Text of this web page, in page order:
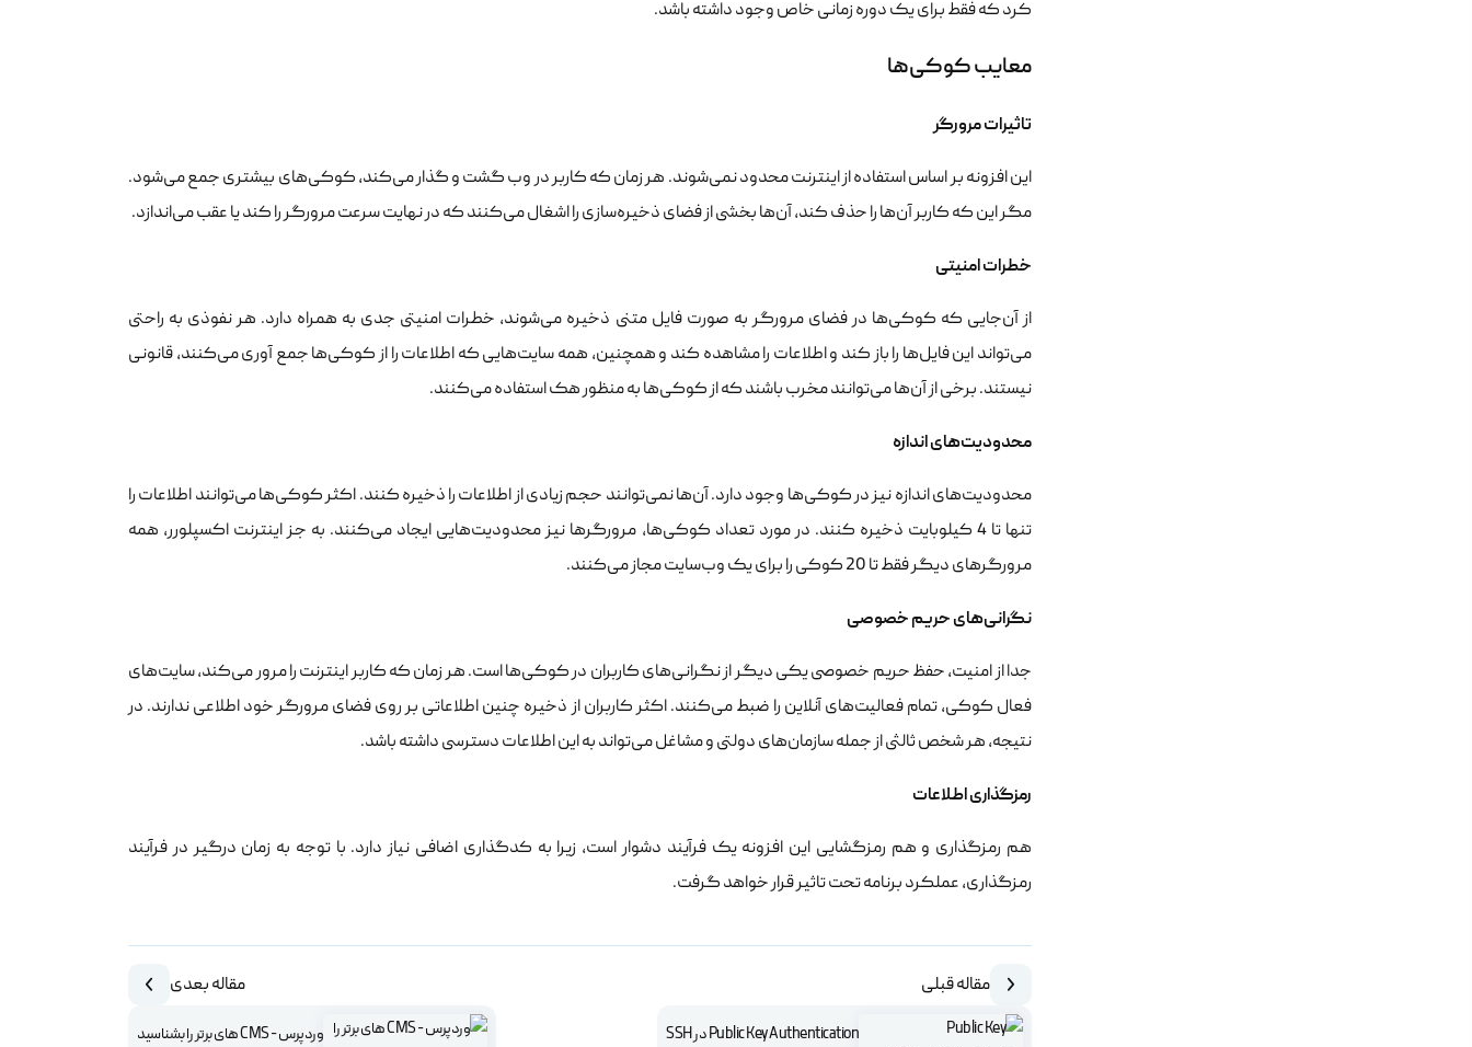
کرد که فقط برای یک دوره زمانی خاص وجود داشته باشد.
معایب کوکی‌ها
تاثیرات مرورگر
این افزونه بر اساس استفاده از اینترنت محدود نمی‌شوند. هر زمان که کاربر در وب گشت و گذار می‌کند، کوکی‌های بیشتری جمع می‌شود.
مگر این که کاربر آن‌ها را حذف کند، آن‌ها بخشی از فضای ذخیره‌سازی را اشغال می‌کنند که در نهایت سرعت مرورگر را کند یا عقب می‌اندازد.
خطرات امنیتی
از آن‌جایی که کوکی‌ها در فضای مرورگر به صورت فایل متنی ذخیره می‌شوند، خطرات امنیتی جدی به همراه دارد. هر نفوذی به راحتی
می‌تواند این فایل‌ها را باز کند و اطلاعات را مشاهده کند و همچنین، همه سایت‌هایی که اطلاعات را از کوکی‌ها جمع آوری می‌کنند، قانونی
نیستند. برخی از آن‌ها می‌توانند مخرب باشند که از کوکی‌ها به منظور هک استفاده می‌کنند.
محدودیت‌های اندازه
محدودیت‌های اندازه نیز در کوکی‌ها وجود دارد. آن‌ها نمی‌توانند حجم زیادی از اطلاعات را ذخیره کنند. اکثر کوکی‌ها می‌توانند اطلاعات را
تنها تا 4 کیلوبایت ذخیره کنند. در مورد تعداد کوکی‌ها، مرورگرها نیز محدودیت‌هایی ایجاد می‌کنند. به جز اینترنت اکسپلورر، همه
مرورگرهای دیگر فقط تا 20 کوکی را برای یک وب‌سایت مجاز می‌کنند.
نگرانی‌های حریم خصوصی
جدا از امنیت، حفظ حریم خصوصی یکی دیگر از نگرانی‌های کاربران در کوکی‌ها است. هر زمان که کاربر اینترنت را مرور می‌کند، سایت‌های
فعال کوکی، تمام فعالیت‌های آنلاین را ضبط می‌کنند. اکثر کاربران از ذخیره چنین اطلاعاتی بر روی فضای مرورگر خود اطلاعی ندارند. در
نتیجه، هر شخص ثالثی از جمله سازمان‌های دولتی و مشاغل می‌تواند به این اطلاعات دسترسی داشته باشد.
رمزگذاری اطلاعات
هم رمزگذاری و هم رمزگشایی این افزونه یک فرآیند دشوار است، زیرا به کدگذاری اضافی نیاز دارد. با توجه به زمان درگیر در فرآیند
رمزگذاری، عملکرد برنامه تحت تاثیر قرار خواهد گرفت.
مقاله قبلی
Public Key Authentication در SSH
مقاله بعدی
وردپرس - CMS های برتر را بشناسید